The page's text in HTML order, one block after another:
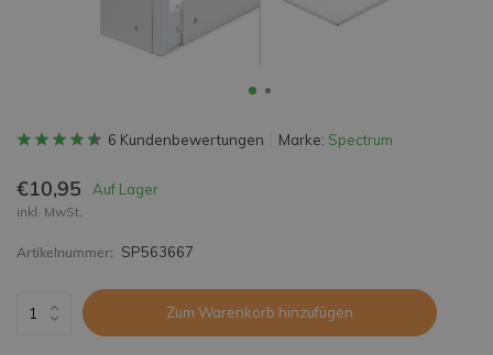
6 Kundenbewertungen Marke: Spectrum
€10,95 Auf Lager
inkl. MwSt.
Artikelnummer: SP563667
Zum Warenkorb hinzufügen